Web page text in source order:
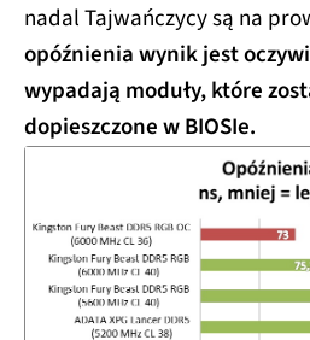
nadal Tajwańczycy są na
opóźnienia wynik jest
wypadają moduły, które
dopieszczone w BIOSIe.